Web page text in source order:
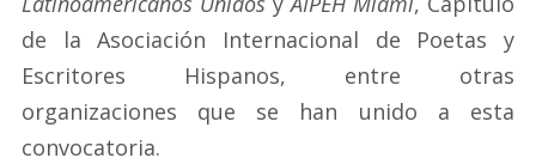
de la Asociación Internacional de Poetas y
Escritores Hispanos, entre otras
organizaciones que se han unido a esta
convocatoria.